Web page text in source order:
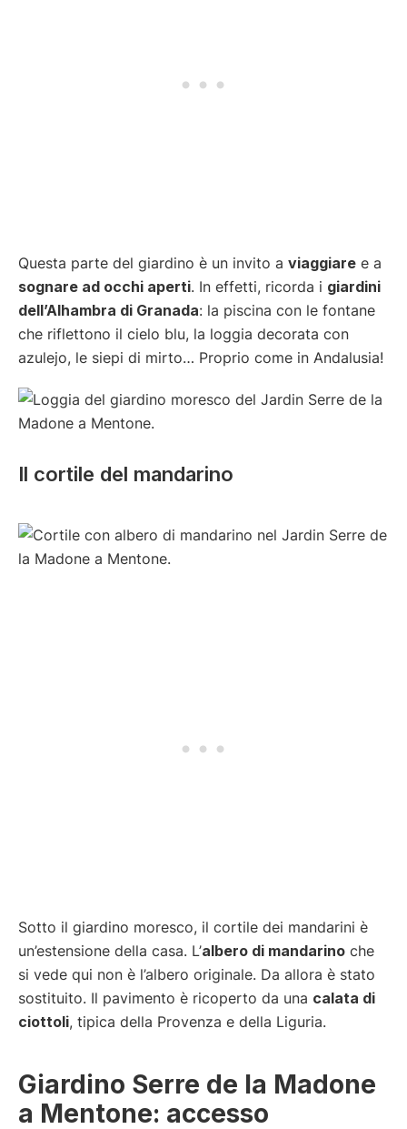
Questa parte del giardino è un invito a viaggiare e a
sognare ad occhi aperti. In effetti, ricorda i giardini
dell’Alhambra di Granada: la piscina con le fontane
che riflettono il cielo blu, la loggia decorata con
azulejo, le siepi di mirto… Proprio come in Andalusia!
Il cortile del mandarino
Sotto il giardino moresco, il cortile dei mandarini è
un’estensione della casa. L’albero di mandarino che
si vede qui non è l’albero originale. Da allora è stato
sostituito. Il pavimento è ricoperto da una calata di
ciottoli, tipica della Provenza e della Liguria.
Giardino Serre de la Madone
a Mentone: accesso